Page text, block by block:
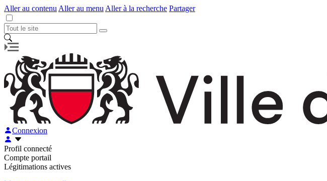
Aller au contenu Aller au menu Aller à la recherche Partager
Connexion
Profil connecté
Compte portail
Légitimations actives